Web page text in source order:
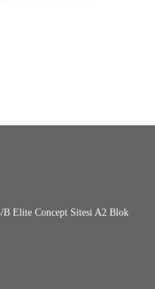
Elite Concept Sitesi A2 Blok